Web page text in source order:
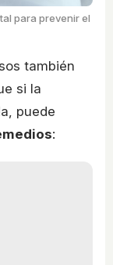
para prevenir el
también
si la
puede
: